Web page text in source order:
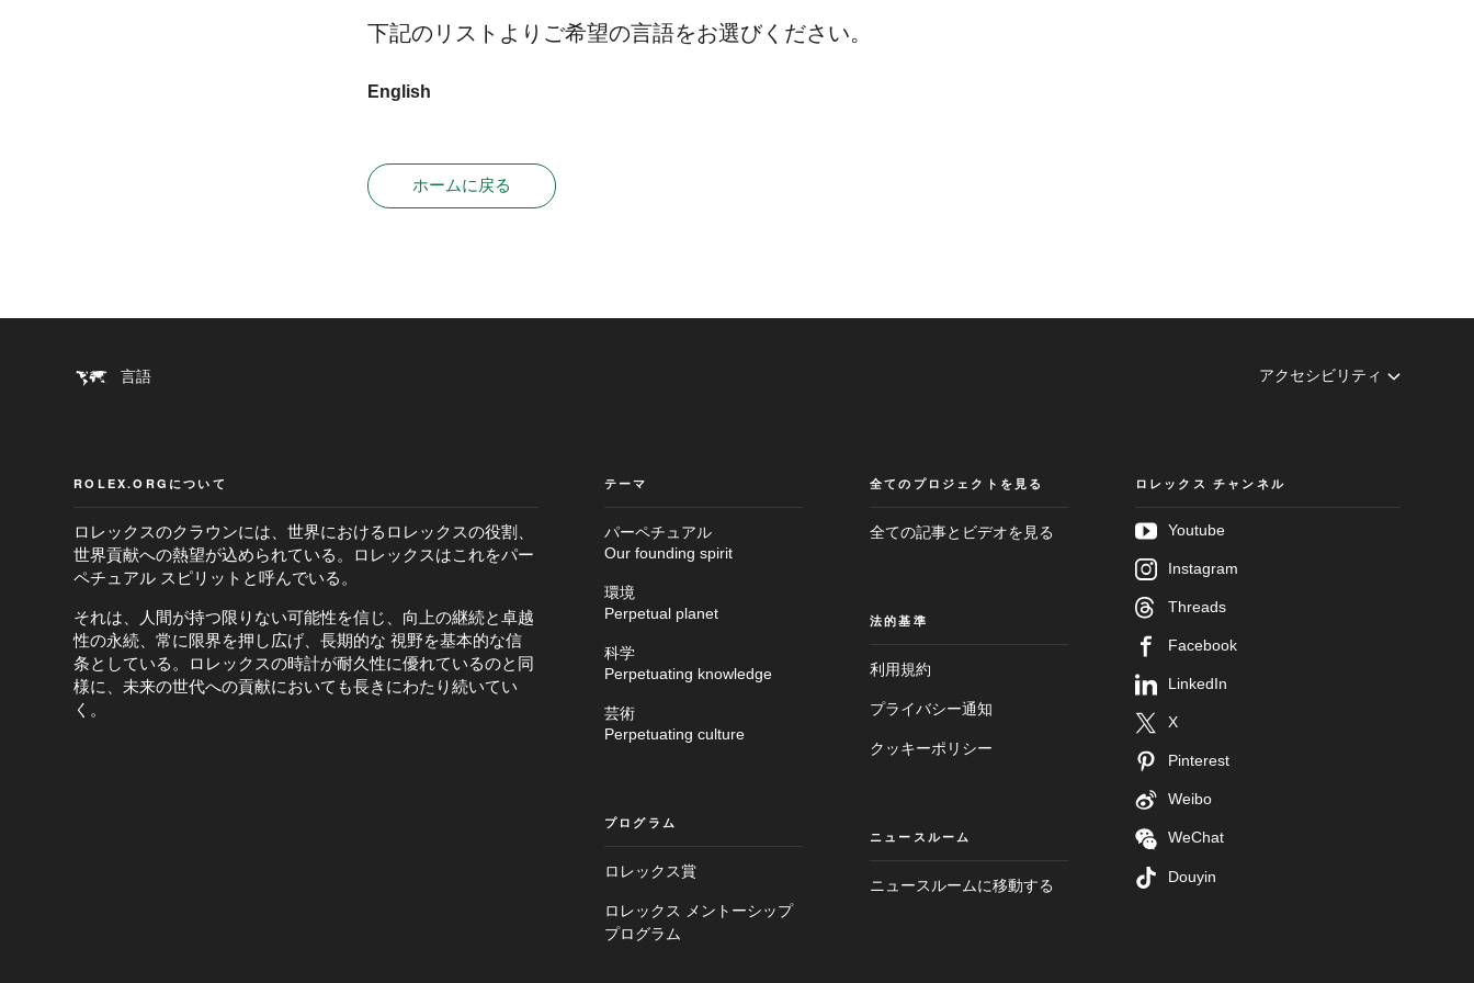
メ
下記のリストよりご希望の言語をお選びください。
English
ホームに戻る
言語 アクセシビリティ
ROLEX.ORGについて
ロレックスのクラウンには、世界におけるロレックスの役割、
世界貢献への熱望が込められている。ロレックスはこれをパー
ペチュアル スピリットと呼んでいる。
それは、人間が持つ限りない可能性を信じ、向上の継続と卓越
性の永続、常に限界を押し広げ、長期的な 視野を基本的な信
条としている。ロレックスの時計が耐久性に優れているのと同
様に、未来の世代への貢献においても長きにわたり続いてい
く。
テーマ
パーペチュアル
Our founding spirit
環境
Perpetual planet
科学
Perpetuating knowledge
芸術
Perpetuating culture
プログラム
ロレックス賞
ロレックス メントーシップ
プログラム
全てのプロジェクトを見る
全ての記事とビデオを見る
法的基準
利用規約
プライバシー通知
クッキーポリシー
ニュースルーム
ニュースルームに移動する
ロレックス チャンネル
Youtube
Instagram
Threads
Facebook
LinkedIn
X
Pinterest
Weibo
WeChat
Douyin